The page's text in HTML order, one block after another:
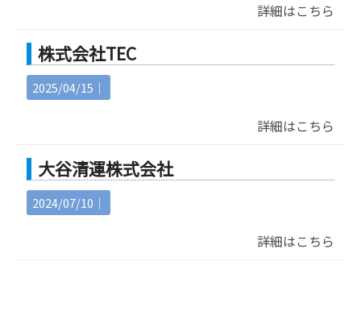
詳細はこちら
株式会社TEC
2025/04/15｜
詳細はこちら
大谷清運株式会社
2024/07/10｜
詳細はこちら